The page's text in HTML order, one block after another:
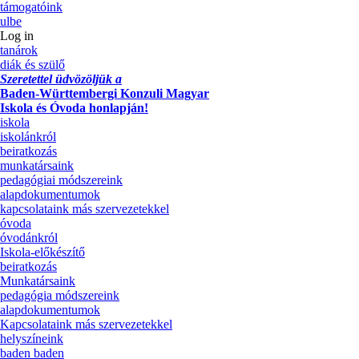
támogatóink
ulbe
Log in
tanárok
diák és szülő
Szeretettel üdvözöljük a
Baden-Württembergi Konzuli Magyar
Iskola és Óvoda honlapján!
iskola
iskolánkról
beiratkozás
munkatársaink
pedagógiai módszereink
alapdokumentumok
kapcsolataink más szervezetekkel
óvoda
óvodánkról
Iskola-előkészítő
beiratkozás
Munkatársaink
pedagógia módszereink
alapdokumentumok
Kapcsolataink más szervezetekkel
helyszíneink
baden baden